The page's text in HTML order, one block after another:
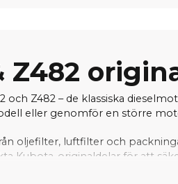
Z482
och Z482 – de klassiska
eller genomför en större
oljefilter, luftfilter och
Kubota-originaldelar för att